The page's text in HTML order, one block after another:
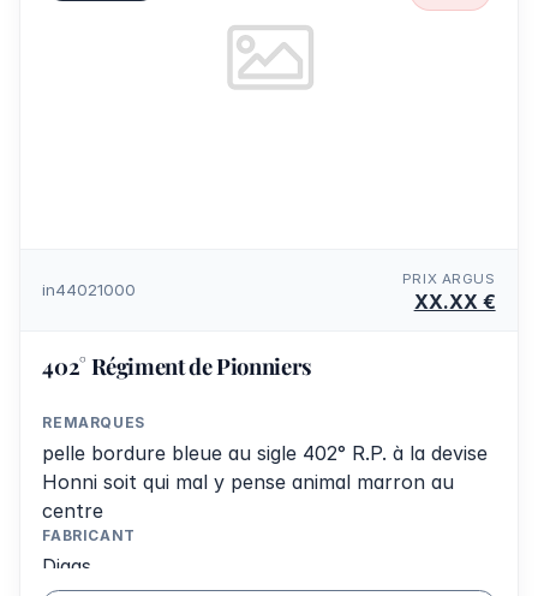
in44021000
PRIX ARGUS
XX.XX €
402° Régiment de Pionniers
REMARQUES
pelle bordure bleue au sigle 402° R.P. à la devise
Honni soit qui mal y pense animal marron au
centre
FABRICANT
Digas